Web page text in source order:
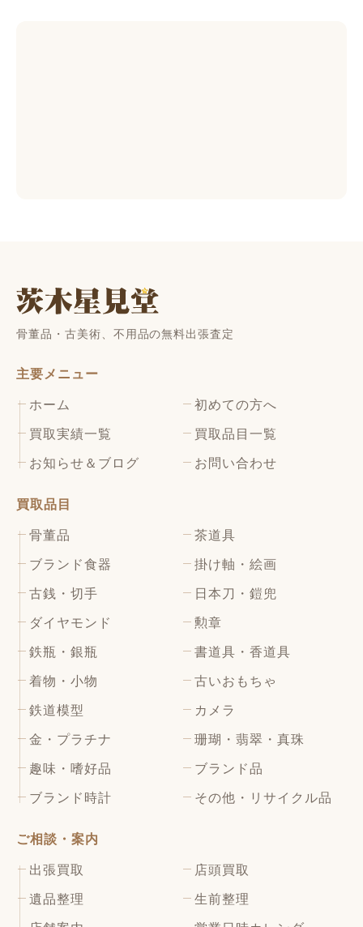
骨董品・古美術、不用品の無料出張査定
主要メニュー
ホーム 初めての方へ
買取実績一覧 買取品目一覧
お知らせ＆ブログ お問い合わせ
買取品目
骨董品 茶道具
ブランド食器 掛け軸・絵画
古銭・切手 日本刀・鎧兜
ダイヤモンド 勲章
鉄瓶・銀瓶 書道具・香道具
着物・小物 古いおもちゃ
鉄道模型 カメラ
金・プラチナ 珊瑚・翡翠・真珠
趣味・嗜好品 ブランド品
ブランド時計 その他・リサイクル品
ご相談・案内
出張買取 店頭買取
遺品整理 生前整理